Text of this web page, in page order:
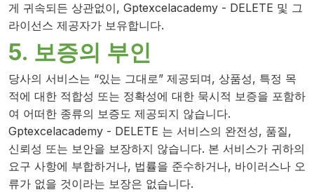
게 귀속되든 상관없이, Gptexcelacademy - DELETE 및 그
라이선스 제공자가 보유합니다.
5. 보증의 부인
당사의 서비스는 “있는 그대로” 제공되며, 상품성, 특정 목
적에 대한 적합성 또는 정확성에 대한 묵시적 보증을 포함하
여 어떠한 종류의 보증도 제공되지 않습니다.
Gptexcelacademy - DELETE 는 서비스의 완전성, 품질,
신뢰성 또는 보안을 보장하지 않습니다. 본 서비스가 귀하의
요구 사항에 부합하거나, 법률을 준수하거나, 바이러스나 오
류가 없을 것이라는 보장은 없습니다.